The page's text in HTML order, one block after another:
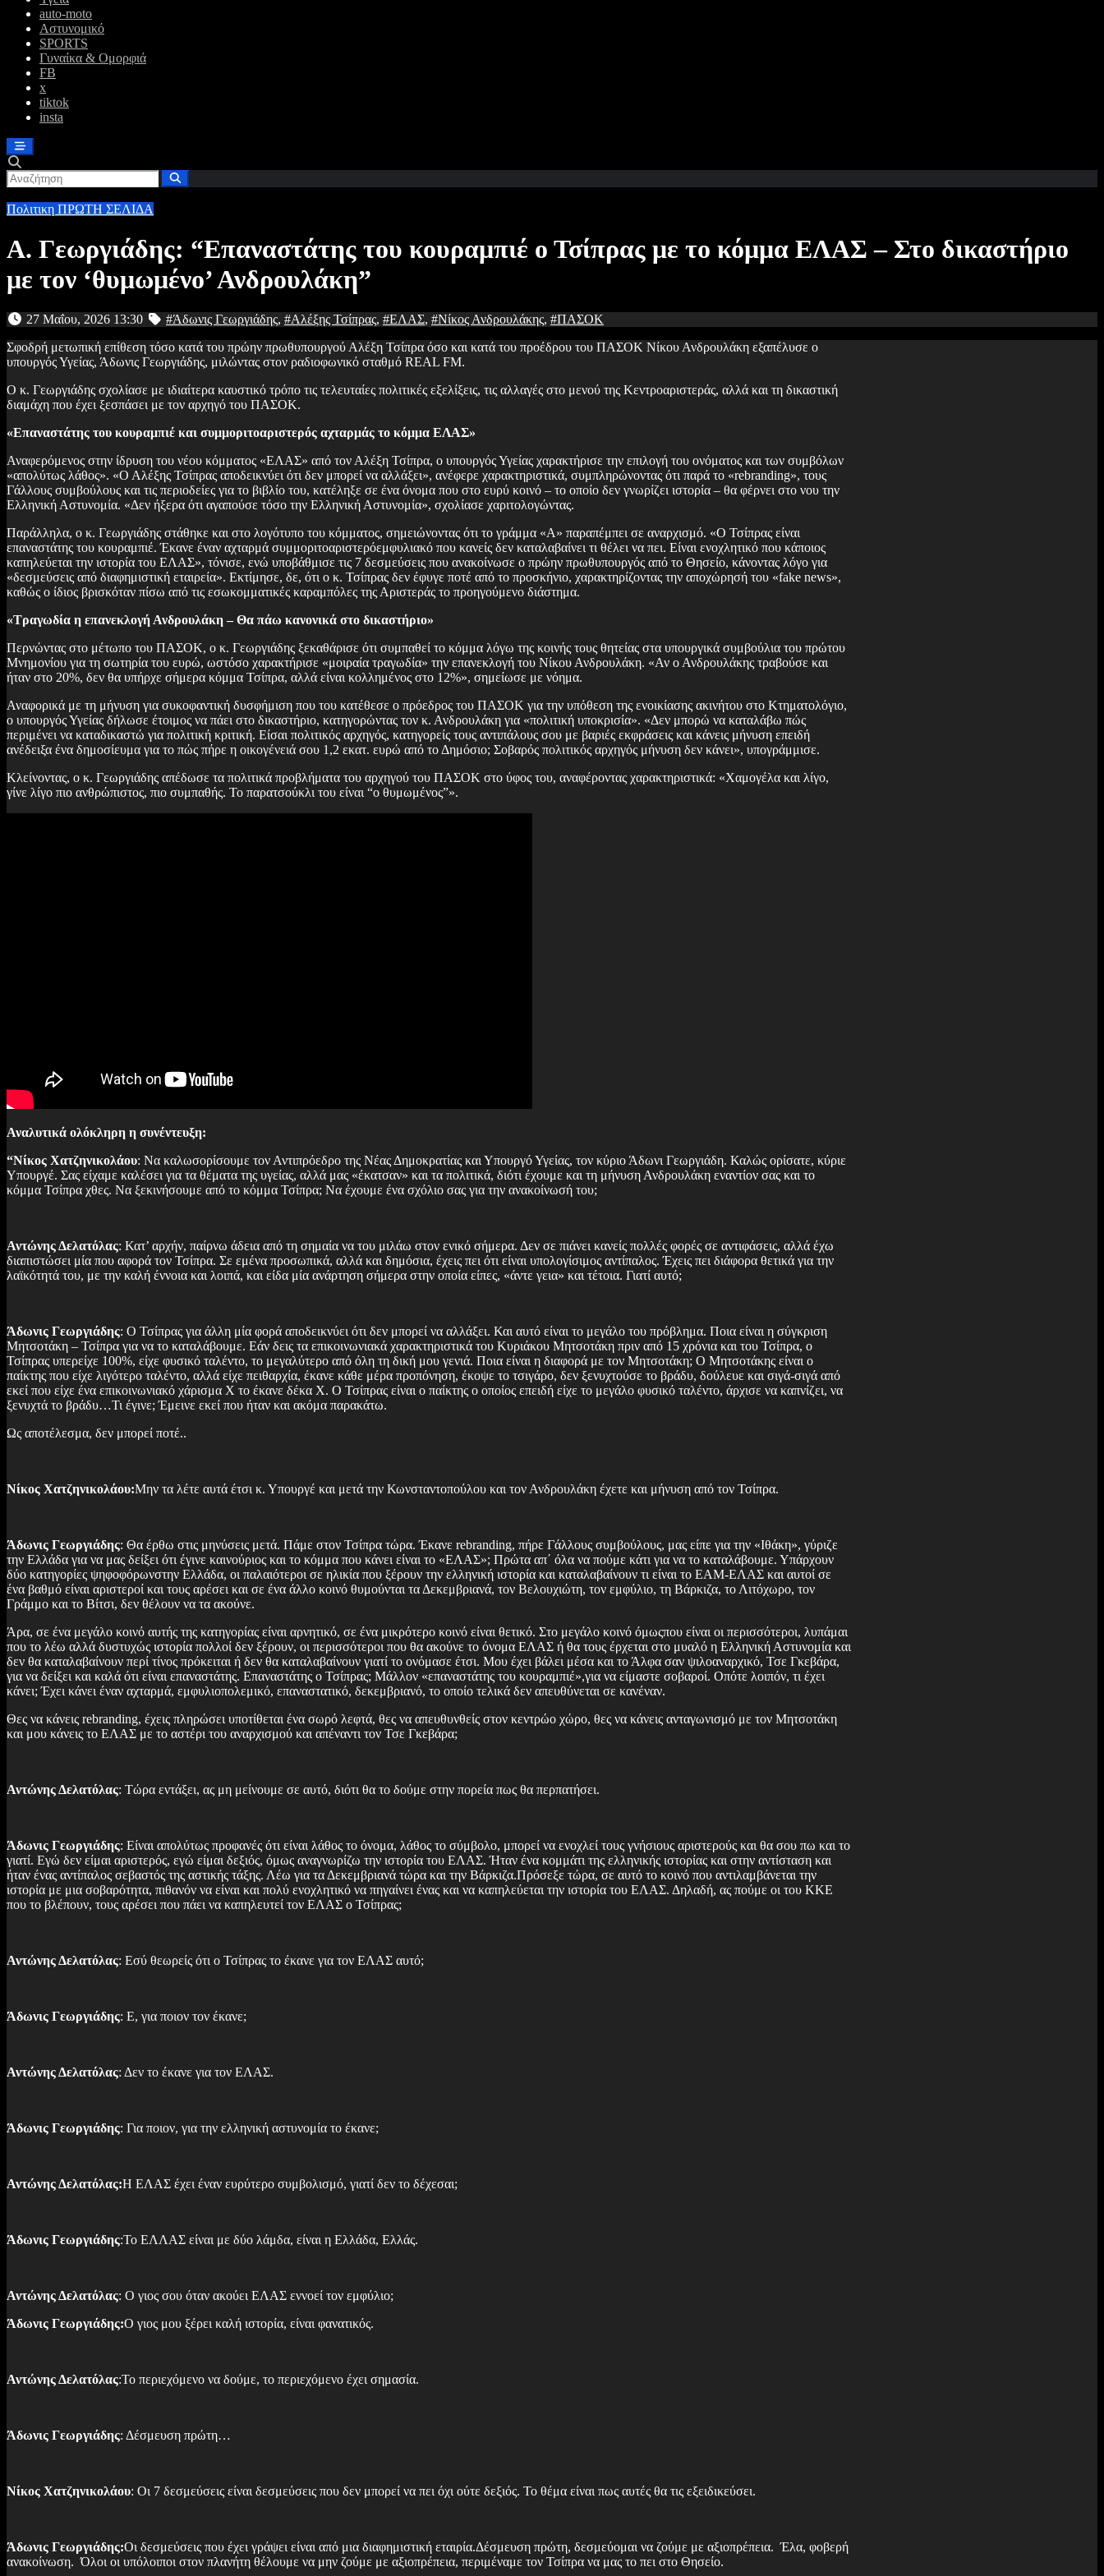
auto-moto
Αστυνομικό
SPORTS
Γυναίκα & Ομορφιά
FB
x
tiktok
insta
Πολιτικη ΠΡΩΤΗ ΣΕΛΙΔΑ
Α. Γεωργιάδης: “Επαναστάτης του κουραμπιέ ο Τσίπρας με το κόμμα ΕΛΑΣ – Στο δικαστήριο
με τον ‘θυμωμένο’ Ανδρουλάκη”
27 Μαΐου, 2026 13:30 #Άδωνις Γεωργιάδης, #Αλέξης Τσίπρας, #ΕΛΑΣ, #Νίκος Ανδρουλάκης, #ΠΑΣΟΚ
Σφοδρή μετωπική επίθεση τόσο κατά του πρώην πρωθυπουργού Αλέξη Τσίπρα όσο και κατά του προέδρου του ΠΑΣΟΚ Νίκου Ανδρουλάκη εξαπέλυσε ο
υπουργός Υγείας, Άδωνις Γεωργιάδης, μιλώντας στον ραδιοφωνικό σταθμό REAL FM.
Ο κ. Γεωργιάδης σχολίασε με ιδιαίτερα καυστικό τρόπο τις τελευταίες πολιτικές εξελίξεις, τις αλλαγές στο μενού της Κεντροαριστεράς, αλλά και τη δικαστική
διαμάχη που έχει ξεσπάσει με τον αρχηγό του ΠΑΣΟΚ.
«Επαναστάτης του κουραμπιέ και συμμοριτοαριστερός αχταρμάς το κόμμα ΕΛΑΣ»
Αναφερόμενος στην ίδρυση του νέου κόμματος «ΕΛΑΣ» από τον Αλέξη Τσίπρα, ο υπουργός Υγείας χαρακτήρισε την επιλογή του ονόματος και των συμβόλων
«απολύτως λάθος». «Ο Αλέξης Τσίπρας αποδεικνύει ότι δεν μπορεί να αλλάξει», ανέφερε χαρακτηριστικά, συμπληρώνοντας ότι παρά το «rebranding», τους
Γάλλους συμβούλους και τις περιοδείες για το βιβλίο του, κατέληξε σε ένα όνομα που στο ευρύ κοινό – το οποίο δεν γνωρίζει ιστορία – θα φέρνει στο νου την
Ελληνική Αστυνομία. «Δεν ήξερα ότι αγαπούσε τόσο την Ελληνική Αστυνομία», σχολίασε χαριτολογώντας.
Παράλληλα, ο κ. Γεωργιάδης στάθηκε και στο λογότυπο του κόμματος, σημειώνοντας ότι το γράμμα «Α» παραπέμπει σε αναρχισμό. «Ο Τσίπρας είναι
επαναστάτης του κουραμπιέ. Έκανε έναν αχταρμά συμμοριτοαριστερόεμφυλιακό που κανείς δεν καταλαβαίνει τι θέλει να πει. Είναι ενοχλητικό που κάποιος
καπηλεύεται την ιστορία του ΕΛΑΣ», τόνισε, ενώ υποβάθμισε τις 7 δεσμεύσεις που ανακοίνωσε ο πρώην πρωθυπουργός από το Θησείο, κάνοντας λόγο για
«δεσμεύσεις από διαφημιστική εταιρεία». Εκτίμησε, δε, ότι ο κ. Τσίπρας δεν έφυγε ποτέ από το προσκήνιο, χαρακτηρίζοντας την αποχώρησή του «fake news»,
καθώς ο ίδιος βρισκόταν πίσω από τις εσωκομματικές καραμπόλες της Αριστεράς το προηγούμενο διάστημα.
«Τραγωδία η επανεκλογή Ανδρουλάκη – Θα πάω κανονικά στο δικαστήριο»
Περνώντας στο μέτωπο του ΠΑΣΟΚ, ο κ. Γεωργιάδης ξεκαθάρισε ότι συμπαθεί το κόμμα λόγω της κοινής τους θητείας στα υπουργικά συμβούλια του πρώτου
Μνημονίου για τη σωτηρία του ευρώ, ωστόσο χαρακτήρισε «μοιραία τραγωδία» την επανεκλογή του Νίκου Ανδρουλάκη. «Αν ο Ανδρουλάκης τραβούσε και
ήταν στο 20%, δεν θα υπήρχε σήμερα κόμμα Τσίπρα, αλλά είναι κολλημένος στο 12%», σημείωσε με νόημα.
Αναφορικά με τη μήνυση για συκοφαντική δυσφήμιση που του κατέθεσε ο πρόεδρος του ΠΑΣΟΚ για την υπόθεση της ενοικίασης ακινήτου στο Κτηματολόγιο,
ο υπουργός Υγείας δήλωσε έτοιμος να πάει στο δικαστήριο, κατηγορώντας τον κ. Ανδρουλάκη για «πολιτική υποκρισία». «Δεν μπορώ να καταλάβω πώς
περιμένει να καταδικαστώ για πολιτική κριτική. Είσαι πολιτικός αρχηγός, κατηγορείς τους αντιπάλους σου με βαριές εκφράσεις και κάνεις μήνυση επειδή
ανέδειξα ένα δημοσίευμα για το πώς πήρε η οικογένειά σου 1,2 εκατ. ευρώ από το Δημόσιο; Σοβαρός πολιτικός αρχηγός μήνυση δεν κάνει», υπογράμμισε.
Κλείνοντας, ο κ. Γεωργιάδης απέδωσε τα πολιτικά προβλήματα του αρχηγού του ΠΑΣΟΚ στο ύφος του, αναφέροντας χαρακτηριστικά: «Χαμογέλα και λίγο,
γίνε λίγο πιο ανθρώπιστος, πιο συμπαθής. Το παρατσούκλι του είναι “ο θυμωμένος”».
Αναλυτικά ολόκληρη η συνέντευξη:
“Νίκος Χατζηνικολάου: Να καλωσορίσουμε τον Αντιπρόεδρο της Νέας Δημοκρατίας και Υπουργό Υγείας, τον κύριο Άδωνι Γεωργιάδη. Καλώς ορίσατε, κύριε
Υπουργέ. Σας είχαμε καλέσει για τα θέματα της υγείας, αλλά μας «έκατσαν» και τα πολιτικά, διότι έχουμε και τη μήνυση Ανδρουλάκη εναντίον σας και το
κόμμα Τσίπρα χθες. Να ξεκινήσουμε από το κόμμα Τσίπρα; Να έχουμε ένα σχόλιο σας για την ανακοίνωσή του;
Αντώνης Δελατόλας: Κατ’ αρχήν, παίρνω άδεια από τη σημαία να του μιλάω στον ενικό σήμερα. Δεν σε πιάνει κανείς πολλές φορές σε αντιφάσεις, αλλά έχω
διαπιστώσει μία που αφορά τον Τσίπρα. Σε εμένα προσωπικά, αλλά και δημόσια, έχεις πει ότι είναι υπολογίσιμος αντίπαλος. Έχεις πει διάφορα θετικά για την
λαϊκότητά του, με την καλή έννοια και λοιπά, και είδα μία ανάρτηση σήμερα στην οποία είπες, «άντε γεια» και τέτοια. Γιατί αυτό;
Άδωνις Γεωργιάδης: Ο Τσίπρας για άλλη μία φορά αποδεικνύει ότι δεν μπορεί να αλλάξει. Και αυτό είναι το μεγάλο του πρόβλημα. Ποια είναι η σύγκριση
Μητσοτάκη – Τσίπρα για να το καταλάβουμε. Εάν δεις τα επικοινωνιακά χαρακτηριστικά του Κυριάκου Μητσοτάκη πριν από 15 χρόνια και του Τσίπρα, ο
Τσίπρας υπερείχε 100%, είχε φυσικό ταλέντο, το μεγαλύτερο από όλη τη δική μου γενιά. Ποια είναι η διαφορά με τον Μητσοτάκη; Ο Μητσοτάκης είναι ο
παίκτης που είχε λιγότερο ταλέντο, αλλά είχε πειθαρχία, έκανε κάθε μέρα προπόνηση, έκοψε το τσιγάρο, δεν ξενυχτούσε το βράδυ, δούλευε και σιγά-σιγά από
εκεί που είχε ένα επικοινωνιακό χάρισμα Χ το έκανε δέκα Χ. Ο Τσίπρας είναι ο παίκτης ο οποίος επειδή είχε το μεγάλο φυσικό ταλέντο, άρχισε να καπνίζει, να
ξενυχτά το βράδυ…Τι έγινε; Έμεινε εκεί που ήταν και ακόμα παρακάτω.
Ως αποτέλεσμα, δεν μπορεί ποτέ..
Νίκος Χατζηνικολάου:Μην τα λέτε αυτά έτσι κ. Υπουργέ και μετά την Κωνσταντοπούλου και τον Ανδρουλάκη έχετε και μήνυση από τον Τσίπρα.
Άδωνις Γεωργιάδης: Θα έρθω στις μηνύσεις μετά. Πάμε στον Τσίπρα τώρα. Έκανε rebranding, πήρε Γάλλους συμβούλους, μας είπε για την «Ιθάκη», γύριζε
την Ελλάδα για να μας δείξει ότι έγινε καινούριος και το κόμμα που κάνει είναι το «ΕΛΑΣ»; Πρώτα απ΄ όλα να πούμε κάτι για να το καταλάβουμε. Υπάρχουν
δύο κατηγορίες ψηφοφόρωνστην Ελλάδα, οι παλαιότεροι σε ηλικία που ξέρουν την ελληνική ιστορία και καταλαβαίνουν τι είναι το ΕΑΜ-ΕΛΑΣ και αυτοί σε
ένα βαθμό είναι αριστεροί και τους αρέσει και σε ένα άλλο κοινό θυμούνται τα Δεκεμβριανά, τον Βελουχιώτη, τον εμφύλιο, τη Βάρκιζα, το Λιτόχωρο, τον
Γράμμο και το Βίτσι, δεν θέλουν να τα ακούνε.
Άρα, σε ένα μεγάλο κοινό αυτής της κατηγορίας είναι αρνητικό, σε ένα μικρότερο κοινό είναι θετικό. Στο μεγάλο κοινό όμωςπου είναι οι περισσότεροι, λυπάμαι
που το λέω αλλά δυστυχώς ιστορία πολλοί δεν ξέρουν, οι περισσότεροι που θα ακούνε το όνομα ΕΛΑΣ ή θα τους έρχεται στο μυαλό η Ελληνική Αστυνομία και
δεν θα καταλαβαίνουν περί τίνος πρόκειται ή δεν θα καταλαβαίνουν γιατί το ονόμασε έτσι. Μου έχει βάλει μέσα και το Άλφα σαν ψιλοαναρχικό, Τσε Γκεβάρα,
για να δείξει και καλά ότι είναι επαναστάτης. Επαναστάτης ο Τσίπρας; Μάλλον «επαναστάτης του κουραμπιέ»,για να είμαστε σοβαροί. Οπότε λοιπόν, τι έχει
κάνει; Έχει κάνει έναν αχταρμά, εμφυλιοπολεμικό, επαναστατικό, δεκεμβριανό, το οποίο τελικά δεν απευθύνεται σε κανέναν.
Θες να κάνεις rebranding, έχεις πληρώσει υποτίθεται ένα σωρό λεφτά, θες να απευθυνθείς στον κεντρώο χώρο, θες να κάνεις ανταγωνισμό με τον Μητσοτάκη
και μου κάνεις το ΕΛΑΣ με το αστέρι του αναρχισμού και απέναντι τον Τσε Γκεβάρα;
Αντώνης Δελατόλας: Τώρα εντάξει, ας μη μείνουμε σε αυτό, διότι θα το δούμε στην πορεία πως θα περπατήσει.
Άδωνις Γεωργιάδης: Είναι απολύτως προφανές ότι είναι λάθος το όνομα, λάθος το σύμβολο, μπορεί να ενοχλεί τους γνήσιους αριστερούς και θα σου πω και το
γιατί. Εγώ δεν είμαι αριστερός, εγώ είμαι δεξιός, όμως αναγνωρίζω την ιστορία του ΕΛΑΣ. Ήταν ένα κομμάτι της ελληνικής ιστορίας και στην αντίσταση και
ήταν ένας αντίπαλος σεβαστός της αστικής τάξης. Λέω για τα Δεκεμβριανά τώρα και την Βάρκιζα.Πρόσεξε τώρα, σε αυτό το κοινό που αντιλαμβάνεται την
ιστορία με μια σοβαρότητα, πιθανόν να είναι και πολύ ενοχλητικό να πηγαίνει ένας και να καπηλεύεται την ιστορία του ΕΛΑΣ. Δηλαδή, ας πούμε οι του ΚΚΕ
που το βλέπουν, τους αρέσει που πάει να καπηλευτεί τον ΕΛΑΣ ο Τσίπρας;
Αντώνης Δελατόλας: Εσύ θεωρείς ότι ο Τσίπρας το έκανε για τον ΕΛΑΣ αυτό;
Άδωνις Γεωργιάδης: Ε, για ποιον τον έκανε;
Αντώνης Δελατόλας: Δεν το έκανε για τον ΕΛΑΣ.
Άδωνις Γεωργιάδης: Για ποιον, για την ελληνική αστυνομία το έκανε;
Αντώνης Δελατόλας:Η ΕΛΑΣ έχει έναν ευρύτερο συμβολισμό, γιατί δεν το δέχεσαι;
Άδωνις Γεωργιάδης:Το ΕΛΛΑΣ είναι με δύο λάμδα, είναι η Ελλάδα, Ελλάς.
Αντώνης Δελατόλας: Ο γιος σου όταν ακούει ΕΛΑΣ εννοεί τον εμφύλιο;
Άδωνις Γεωργιάδης:Ο γιος μου ξέρει καλή ιστορία, είναι φανατικός.
Αντώνης Δελατόλας:Το περιεχόμενο να δούμε, το περιεχόμενο έχει σημασία.
Άδωνις Γεωργιάδης: Δέσμευση πρώτη…
Νίκος Χατζηνικολάου: Οι 7 δεσμεύσεις είναι δεσμεύσεις που δεν μπορεί να πει όχι ούτε δεξιός. Το θέμα είναι πως αυτές θα τις εξειδικεύσει.
Άδωνις Γεωργιάδης:Οι δεσμεύσεις που έχει γράψει είναι από μια διαφημιστική εταιρία.Δέσμευση πρώτη, δεσμεύομαι να ζούμε με αξιοπρέπεια. Έλα, φοβερή
ανακοίνωση. Όλοι οι υπόλοιποι στον πλανήτη θέλουμε να μην ζούμε με αξιοπρέπεια, περιμέναμε τον Τσίπρα να μας το πει στο Θησείο.